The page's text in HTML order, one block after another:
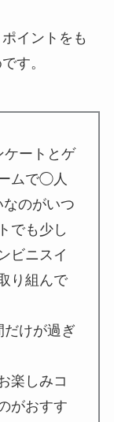
イントをも
す。
ケートとゲ
ムで◯人
のがいつ
でも少し
ビニスイ
り組んで
だけが過ぎ
楽しみコ
がおすす